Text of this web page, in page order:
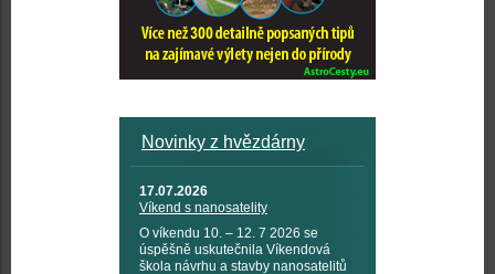
Novinky z hvězdárny
17.07.2026
Víkend s nanosatelity
O víkendu 10. – 12. 7 2026 se
úspěšně uskutečnila Víkendová
škola návrhu a stavby nanosatelitů